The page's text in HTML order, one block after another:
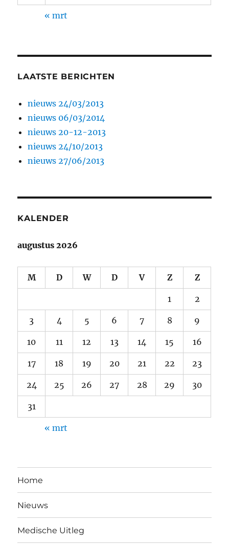
« mrt
LAATSTE BERICHTEN
nieuws 24/03/2013
nieuws 06/03/2014
nieuws 20-12-2013
nieuws 24/10/2013
nieuws 27/06/2013
KALENDER
augustus 2026
M D W D V Z Z
1 2
3 4 5 6 7 8 9
10 11 12 13 14 15 16
17 18 19 20 21 22 23
24 25 26 27 28 29 30
31
« mrt
Home
Nieuws
Medische Uitleg